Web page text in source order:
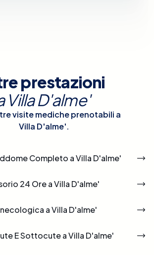
prestazioni
Villa D'alme'
visite mediche prenotabili a
Villa D'alme'.
Completo a Villa D'alme'
24 Ore a Villa D'alme'
a Villa D'alme'
E Sottocute a Villa D'alme'